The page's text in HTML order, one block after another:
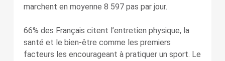
marchent en moyenne 8 597 pas par jour.
66% des Français citent l’entretien physique, la
santé et le bien-être comme les premiers
facteurs les encourageant à pratiquer un sport. Le